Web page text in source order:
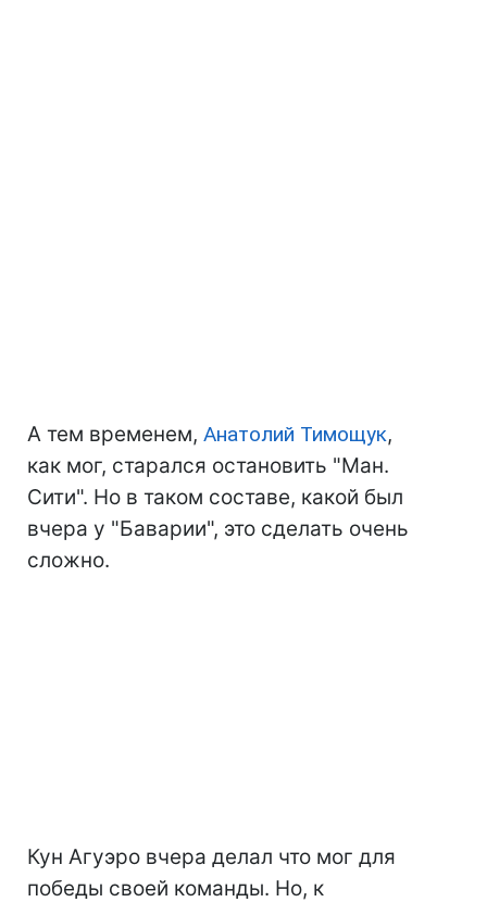
А тем временем, Анатолий Тимощук,
как мог, старался остановить "Ман.
Сити". Но в таком составе, какой был
вчера у "Баварии", это сделать очень
сложно.
Кун Агуэро вчера делал что мог для
победы своей команды. Но, к